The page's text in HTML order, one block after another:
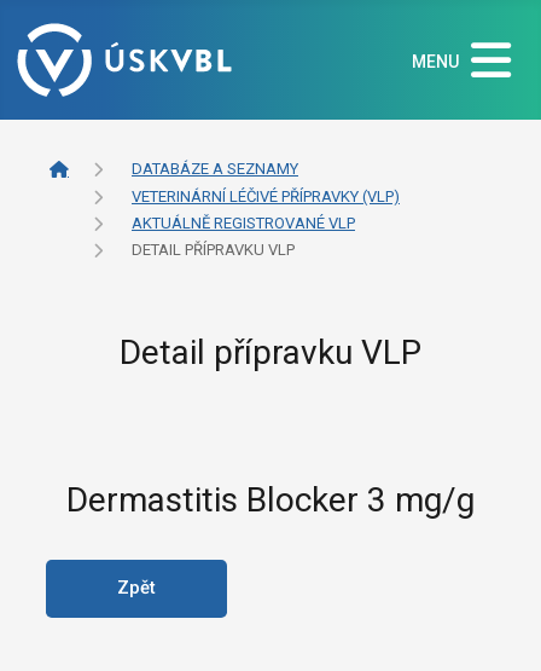
MENU
DATABÁZE A SEZNAMY
VETERINÁRNÍ LÉČIVÉ PŘÍPRAVKY (VLP)
AKTUÁLNĚ REGISTROVANÉ VLP
DETAIL PŘÍPRAVKU VLP
Detail přípravku VLP
Dermastitis Blocker 3 mg/g
Zpět